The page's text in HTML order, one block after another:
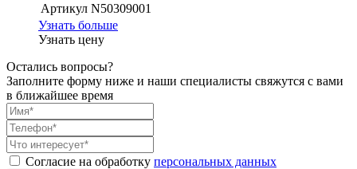
Артикул N50309001
Узнать больше
Узнать цену
Остались вопросы?
Заполните форму ниже и наши специалисты свяжутся с вами
в ближайшее время
Согласие на обработку персональных данных